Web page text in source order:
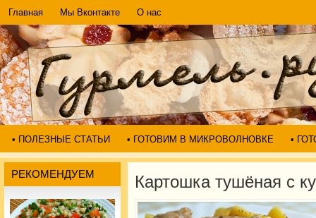
Главная Мы Вконтакте О нас
• ПОЛЕЗНЫЕ СТАТЬИ • ГОТОВИМ В МИКРОВОЛНОВКЕ •
РЕКОМЕНДУЕМ Картошка тушёная с